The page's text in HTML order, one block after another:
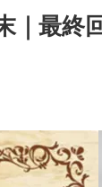
｜最終